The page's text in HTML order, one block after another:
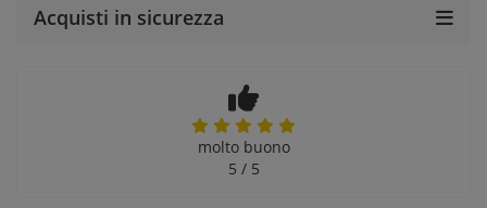
Acquisti in sicurezza
molto buono
5 / 5